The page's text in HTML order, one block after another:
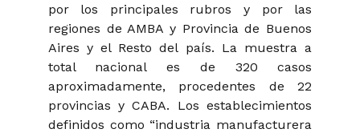
por los principales rubros y por las
regiones de AMBA y Provincia de Buenos
Aires y el Resto del país. La muestra a
total nacional es de 320 casos
aproximadamente, procedentes de 22
provincias y CABA. Los establecimientos
definidos como “industria manufacturera